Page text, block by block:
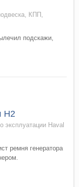
КПП,
подскажи,
Н2
эксплуатации Haval
ремня генератора